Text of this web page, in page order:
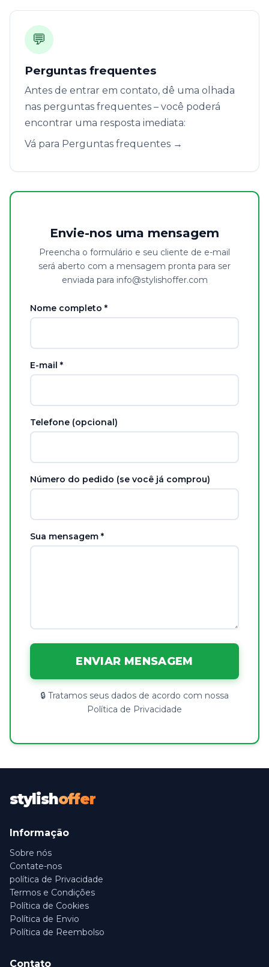
💬
Perguntas frequentes
Antes de entrar em contato, dê uma olhada
nas perguntas frequentes – você poderá
encontrar uma resposta imediata:
Vá para Perguntas frequentes →
Envie-nos uma mensagem
Preencha o formulário e seu cliente de e-mail
será aberto com a mensagem pronta para ser
enviada para info@stylishoffer.com
Nome completo *
E-mail *
Telefone (opcional)
Número do pedido (se você já comprou)
Sua mensagem *
ENVIAR MENSAGEM
🔒 Tratamos seus dados de acordo com nossa
Política de Privacidade
stylishoffer
Informação
Sobre nós
Contate-nos
política de Privacidade
Termos e Condições
Política de Cookies
Política de Envio
Política de Reembolso
Contato